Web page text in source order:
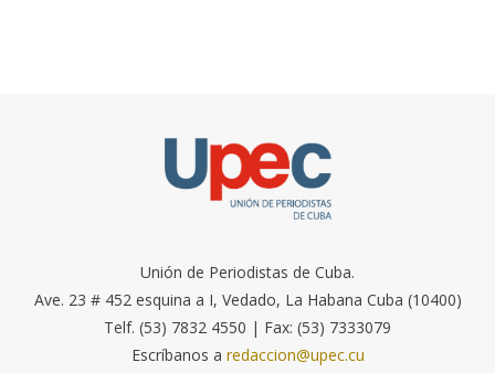
Unión de Periodistas de Cuba.
Ave. 23 # 452 esquina a I, Vedado, La Habana Cuba (10400)
Telf. (53) 7832 4550 | Fax: (53) 7333079
Escríbanos a redaccion@upec.cu